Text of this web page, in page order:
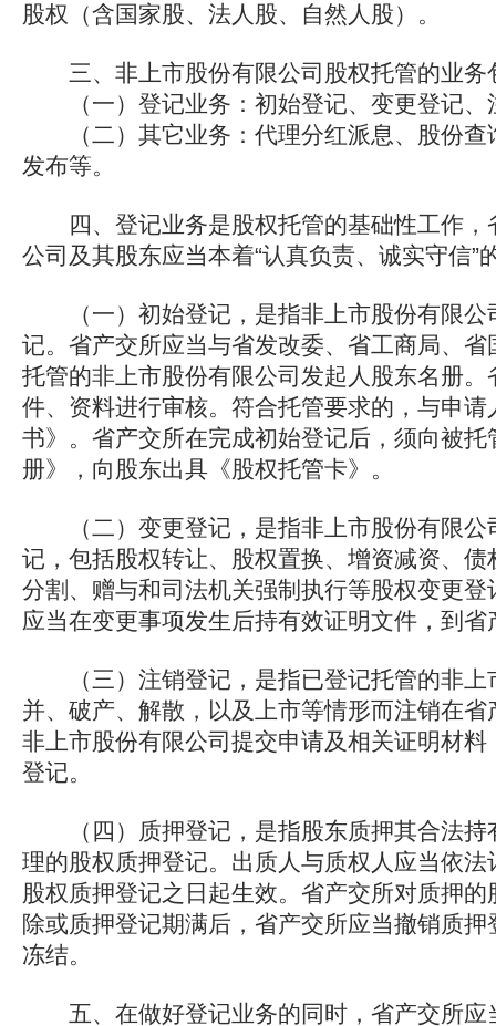
股权（含国家股、法人股、自然人股）。
三、非上市股份有限公司股权托管的业务
（一）登记业务：初始登记、变更登记、
（二）其它业务：代理分红派息、股份查
发布等。
四、登记业务是股权托管的基础性工作，
公司及其股东应当本着“认真负责、诚实守信”
（一）初始登记，是指非上市股份有限公
记。省产交所应当与省发改委、省工商局、
托管的非上市股份有限公司发起人股东名册
件、资料进行审核。符合托管要求的，与申
书》。省产交所在完成初始登记后，须向被
册》，向股东出具《股权托管卡》。
（二）变更登记，是指非上市股份有限公
记，包括股权转让、股权置换、增资减资、
分割、赠与和司法机关强制执行等股权变更
应当在变更事项发生后持有效证明文件，到
（三）注销登记，是指已登记托管的非上
并、破产、解散，以及上市等情形而注销在
非上市股份有限公司提交申请及相关证明材
登记。
（四）质押登记，是指股东质押其合法持
理的股权质押登记。出质人与质权人应当依
股权质押登记之日起生效。省产交所对质押
除或质押登记期满后，省产交所应当撤销质
冻结。
五、在做好登记业务的同时，省产交所应